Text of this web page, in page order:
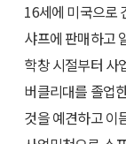
16세에 미국으로
샤프에 판매하고
학창 시절부터 사
버클리대를 졸업
것을 예견하고 이